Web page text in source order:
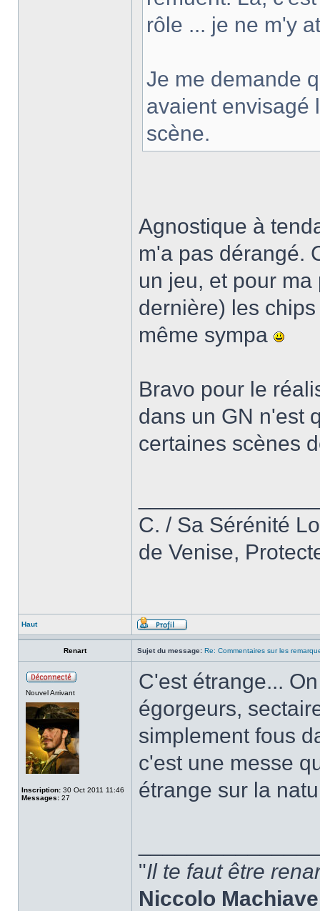
rôle ... je ne m'y
Je me demande
avaient envisagé
scène.
Agnostique à
m'a pas dérangé.
un jeu, et pour
dernière) les
même sympa
Bravo pour le
dans un GN n'est
certaines scènes
C. / Sa Sérénité
de Venise,
Haut
Renart Sujet du message: Re: Commentaires sur les
Nouvel Arrivant
Inscription: 30 Oct 2011 11:46
Messages: 27
C'est étrange...
égorgeurs,
simplement fous
c'est une messe
étrange sur la
"Il te faut être
Niccolo